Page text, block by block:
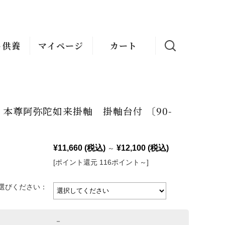
養 マイページ カート
本尊阿弥陀如来掛軸 掛軸台付 〔90-
¥11,660 (税込) ～ ¥12,100 (税込)
[ポイント還元 116ポイント～]
びください：
－